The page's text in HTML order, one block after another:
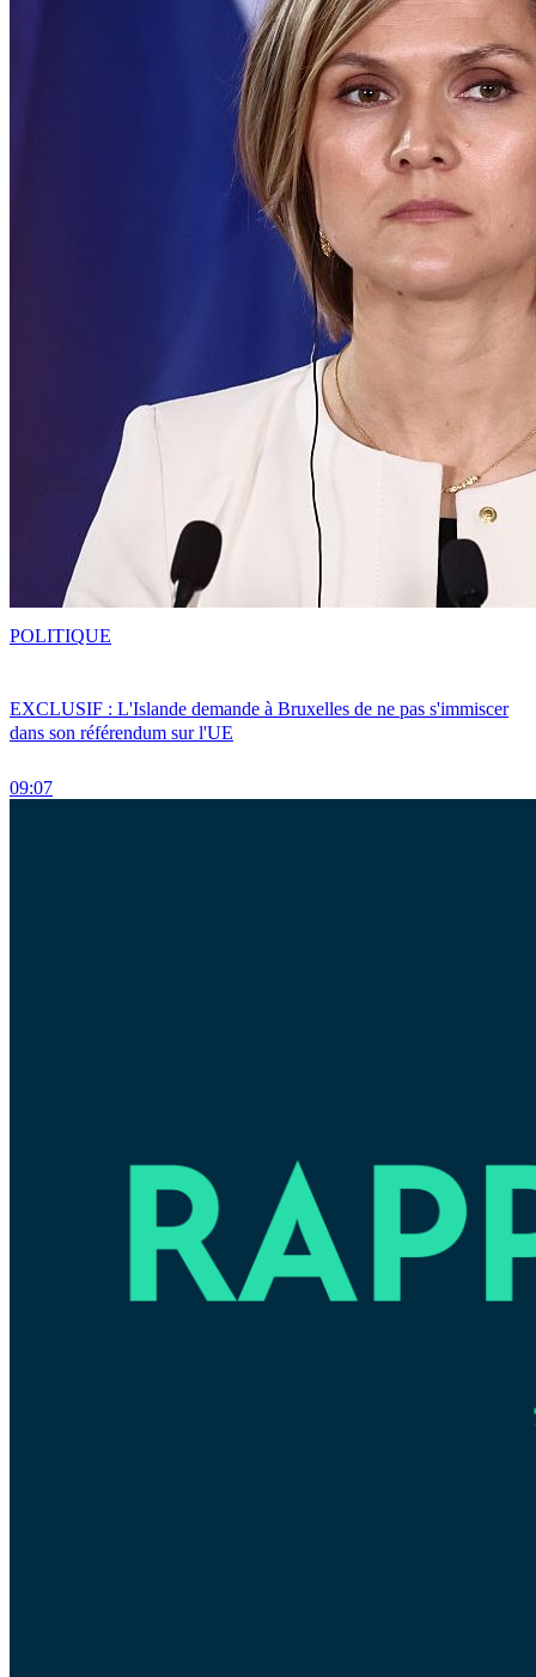
EXCLUSIF : L'Islande demande à Bruxelles de ne pas s'immiscer
dans son référendum sur l'UE
09:07
POLITIQUE